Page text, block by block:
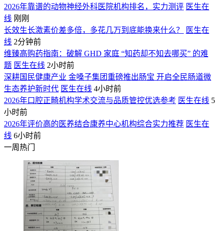
2026年靠谱的动物神经外科医院机构排名，实力测评 医生在
线 刚刚
长效生长激素价差多倍，多花几万到底能换来什么？
医生在
线 2分钟前
维臻高购药指南：破解 GHD 家庭 “知药却不知去哪买” 的难
题 医生在线 2小时前
深耕国民健康产业 金嗓子集团重磅推出肠宝 开启全民肠道微
生态养护新时代 医生在线 4小时前
2026年口腔正畸机构学术交流与品质管控优选参考 医生在线 5
小时前
2026年评价高的医养结合康养中心机构综合实力推荐 医生在
线 6小时前
一周热门